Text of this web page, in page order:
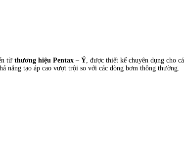
từ thương hiệu Pentax – Ý , được thiết kế chuyên dụng cho
tạo áp cao vượt trội so với các dòng bơm thông thường.